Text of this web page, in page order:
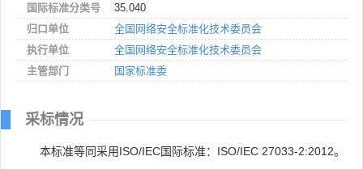
国际标准分类号
35.040
归口单位
全国网络安全标准化技术委员会
执行单位
全国网络安全标准化技术委员会
主管部门
国家标准委
采标情况
本标准等同采用ISO/IEC国际标准：ISO/IEC 27033-2:2012。